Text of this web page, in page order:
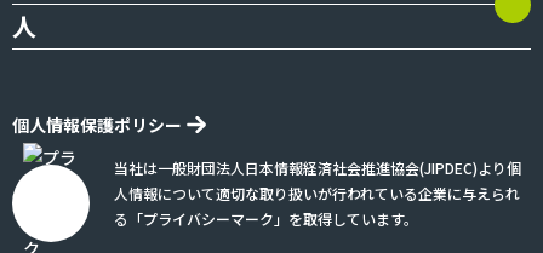
人
個人情報保護ポリシー
当社は一般財団法人日本情報経済社会推進協会(JIPDEC)より個
人情報について適切な取り扱いが行われている企業に与えられ
る「プライバシーマーク」を取得しています。